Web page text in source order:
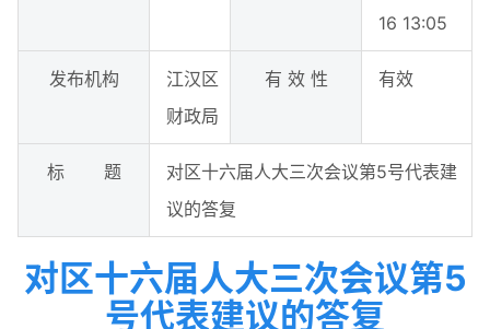
16 13:05
发布机构
江汉区
财政局
有 效 性 有效
标 题
对区十六届人大三次会议第5号代表建
议的答复
对区十六届人大三次会议第5
号代表建议的答复